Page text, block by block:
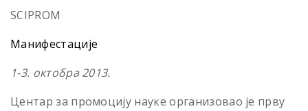
SCIPROM
Манифестације
1-3. октобра 2013.
Центар за промоцију науке организовао је прву